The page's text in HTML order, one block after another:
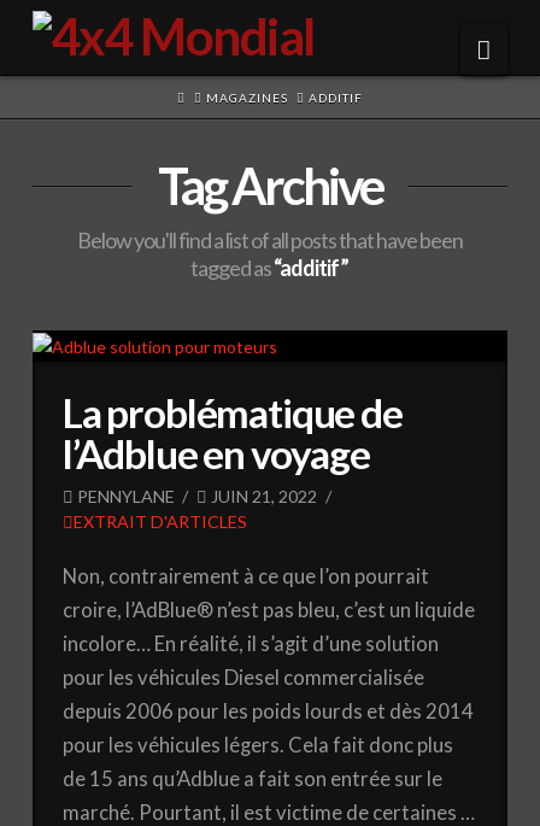
HOMEMAGAZINES ADDITIF
Tag Archive
Below you'll find a list of all posts that have been
tagged as“additif”
La problématique de
l’Adblue en voyage
PENNYLANE
JUIN 21, 2022
EXTRAIT D'ARTICLES
Non, contrairement à ce que l’on pourrait
croire, l’AdBlue® n’est pas bleu, c’est un liquide
incolore… En réalité, il s’agit d’une solution
pour les véhicules Diesel commercialisée
depuis 2006 pour les poids lourds et dès 2014
pour les véhicules légers. Cela fait donc plus
de 15 ans qu’Adblue a fait son entrée sur le
marché. Pourtant, il est victime de certaines …